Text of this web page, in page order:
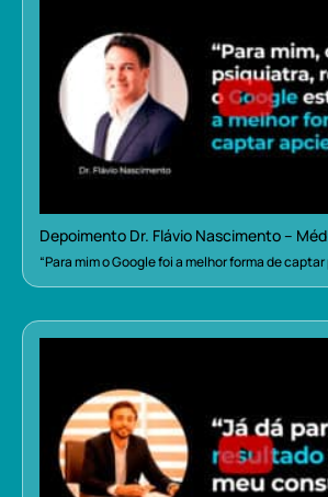
Depoimento Dr. Flávio Nascimento –
“Para mim o Google foi a melhor forma de